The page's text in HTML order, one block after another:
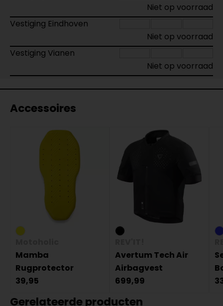
Niet op voorraad
Vestiging Eindhoven
Niet op voorraad
Vestiging Vianen
Niet op voorraad
Accessoires
Mamba
Rugprotector
39,95
Avertum Tech Air
Airbagvest
699,99
Gerelateerde producten